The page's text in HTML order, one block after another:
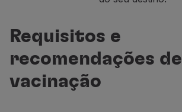
Voar em Economy Prime
Voar em Economy
Refeições a bordo
Entretenimento
Requisitos e
recomendações de
vacinação